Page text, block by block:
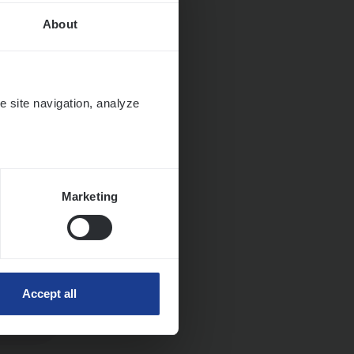
About
site navigation, analyze
Marketing
Accept all